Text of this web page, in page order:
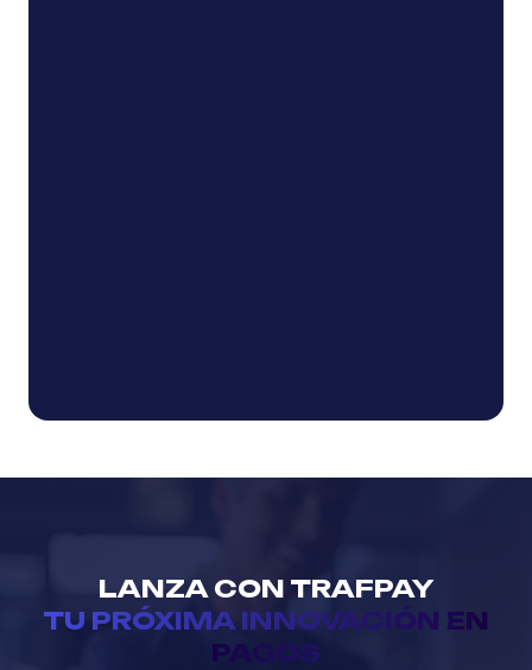
LANZA CON TRAFPAY
TU PRÓXIMA INNOVACIÓN EN
PAGOS